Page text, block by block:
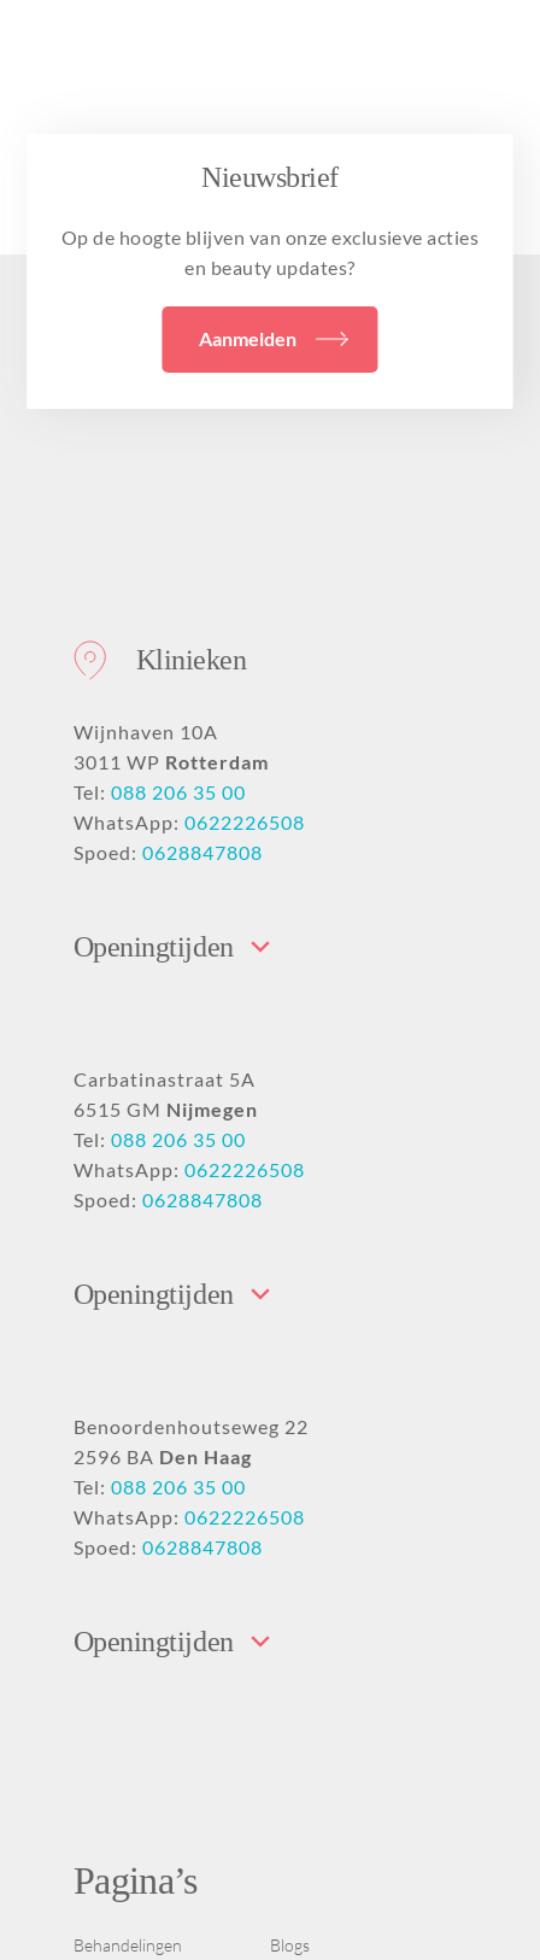
Nieuwsbrief
Op de hoogte blijven van onze exclusieve acties
en beauty updates?
Aanmelden
Klinieken
Wijnhaven 10A
3011 WP Rotterdam
Tel: 088 206 35 00
WhatsApp: 0622226508
Spoed: 0628847808
Openingtijden
Carbatinastraat 5A
6515 GM Nijmegen
Tel: 088 206 35 00
WhatsApp: 0622226508
Spoed: 0628847808
Openingtijden
Benoordenhoutseweg 22
2596 BA Den Haag
Tel: 088 206 35 00
WhatsApp: 0622226508
Spoed: 0628847808
Openingtijden
Pagina’s
Behandelingen Blogs